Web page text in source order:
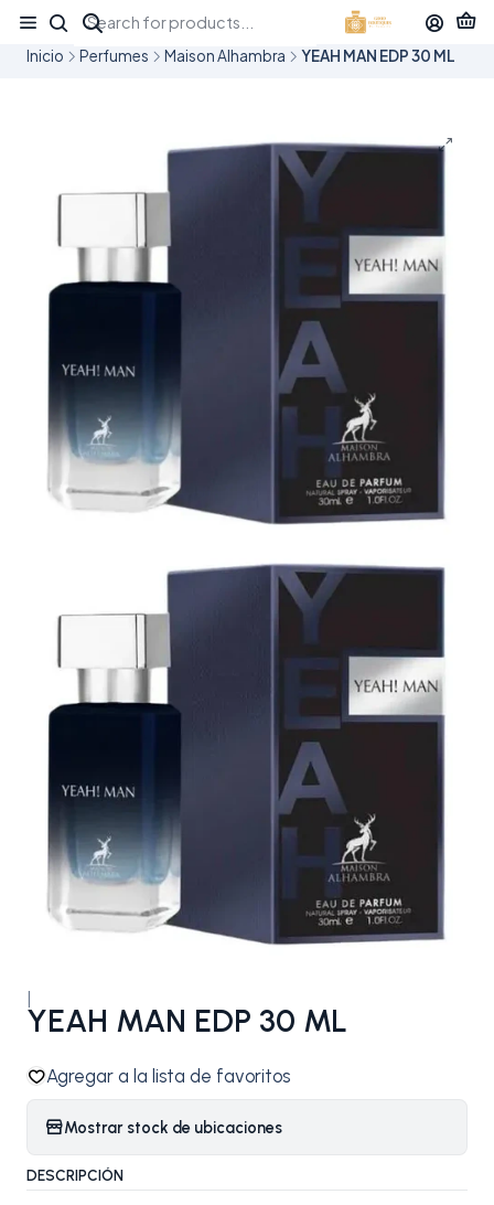
¡APROVECHA NUESTRAS OFERTAS EN TUBBEES ESTE DÍA DEL NIÑO!
Inicio Perfumes Maison Alhambra YEAH MAN EDP 30 ML
YEAH MAN EDP 30 ML
Agregar a la lista de favoritos
Mostrar stock de ubicaciones
DESCRIPCIÓN